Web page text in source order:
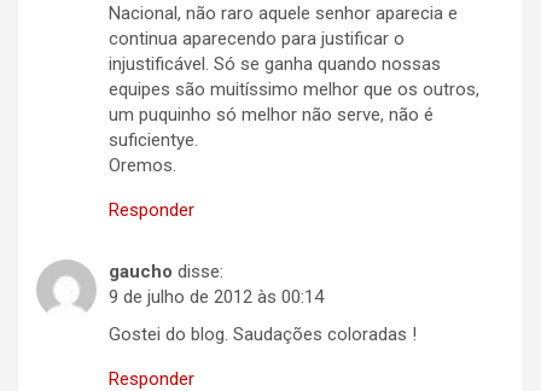
Nacional, não raro aquele senhor aparecia e
continua aparecendo para justificar o
injustificável. Só se ganha quando nossas
equipes são muitíssimo melhor que os outros,
um puquinho só melhor não serve, não é
suficientye.
Oremos.
Responder
gaucho disse:
9 de julho de 2012 às 00:14
Gostei do blog. Saudações coloradas !
Responder